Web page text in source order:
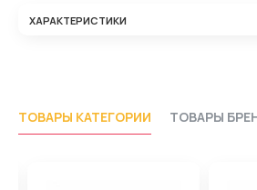
ХАРАКТЕРИСТИКИ
ТОВАРЫ КАТЕГОРИИ ТОВАРЫ